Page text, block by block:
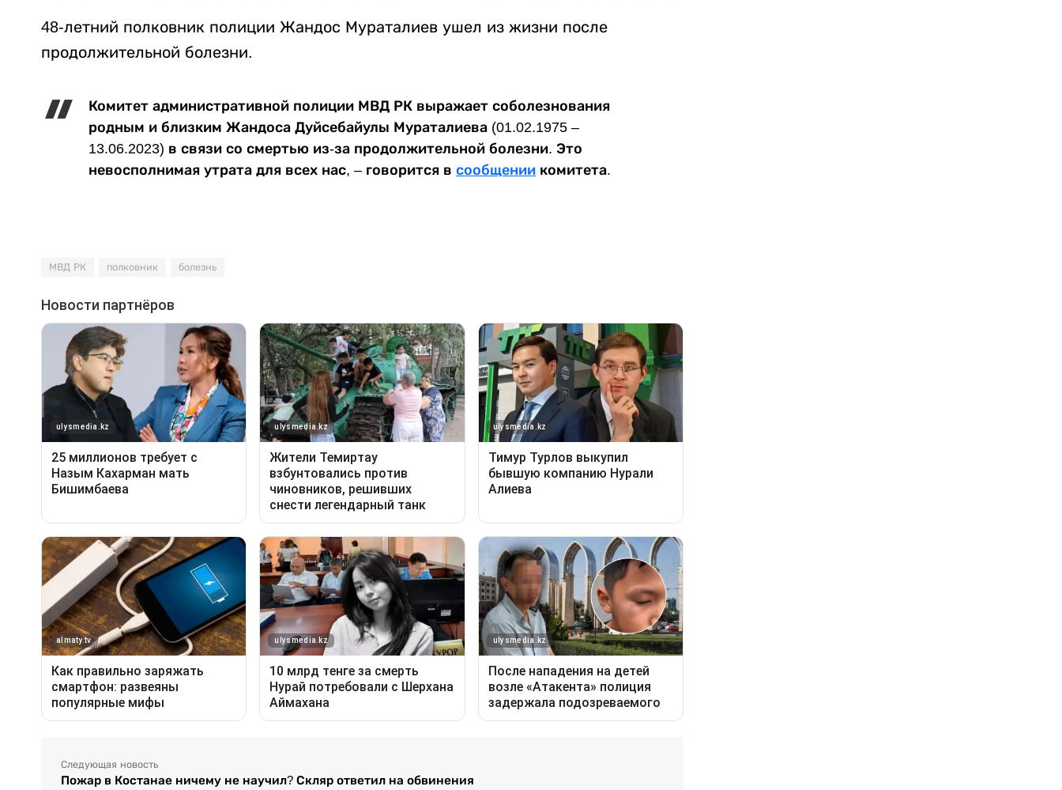
48-летний полковник полиции Жандос Мураталиев ушел из жизни после
продолжительной болезни.
Комитет административной полиции МВД РК выражает соболезнования
родным и близким Жандоса Дуйсебайулы Мураталиева (01.02.1975 –
13.06.2023) в связи со смертью из-за продолжительной болезни. Это
невосполнимая утрата для всех нас, – говорится в сообщении комитета.
МВД РК полковник болезнь
Следующая новость
Пожар в Костанае ничему не научил? Скляр ответил на обвинения